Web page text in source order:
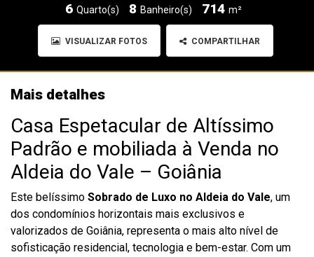
6 Quarto(s) 8 Banheiro(s) 714 m²
VISUALIZAR FOTOS COMPARTILHAR
Mais detalhes
Casa Espetacular de Altíssimo
Padrão e mobiliada à Venda no
Aldeia do Vale – Goiânia
Este belíssimo Sobrado de Luxo no Aldeia do Vale, um
dos condomínios horizontais mais exclusivos e
valorizados de Goiânia, representa o mais alto nível de
sofisticação residencial, tecnologia e bem-estar. Com um